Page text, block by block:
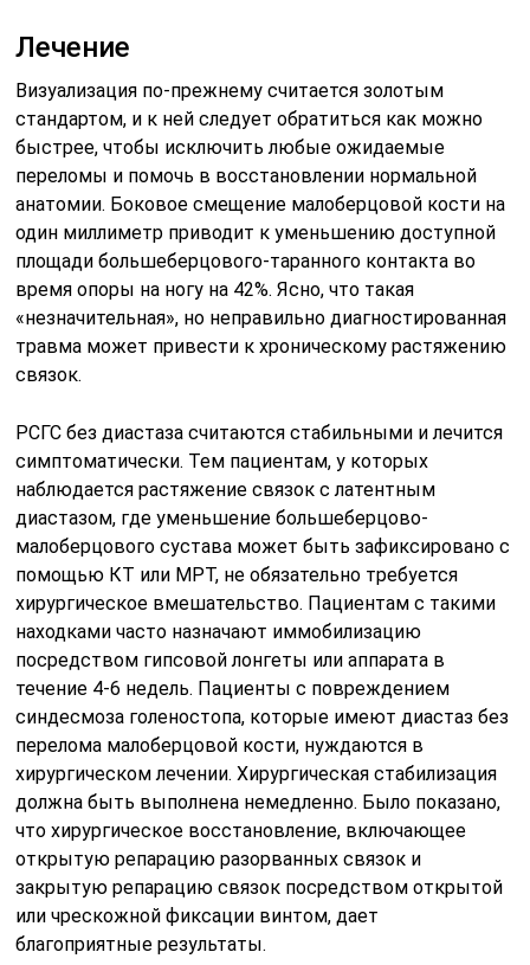
Лечение
Визуализация по-прежнему считается золотым
стандартом, и к ней следует обратиться как можно
быстрее, чтобы исключить любые ожидаемые
переломы и помочь в восстановлении нормальной
анатомии. Боковое смещение малоберцовой кости на
один миллиметр приводит к уменьшению доступной
площади большеберцового-таранного контакта во
время опоры на ногу на 42%. Ясно, что такая
«незначительная», но неправильно диагностированная
травма может привести к хроническому растяжению
связок.
РСГС без диастаза считаются стабильными и лечится
симптоматически. Тем пациентам, у которых
наблюдается растяжение связок с латентным
диастазом, где уменьшение большеберцово-
малоберцового сустава может быть зафиксировано с
помощью КТ или МРТ, не обязательно требуется
хирургическое вмешательство. Пациентам с такими
находками часто назначают иммобилизацию
посредством гипсовой лонгеты или аппарата в
течение 4-6 недель. Пациенты с повреждением
синдесмоза голеностопа, которые имеют диастаз без
перелома малоберцовой кости, нуждаются в
хирургическом лечении. Хирургическая стабилизация
должна быть выполнена немедленно. Было показано,
что хирургическое восстановление, включающее
открытую репарацию разорванных связок и
закрытую репарацию связок посредством открытой
или чрескожной фиксации винтом, дает
благоприятные результаты.